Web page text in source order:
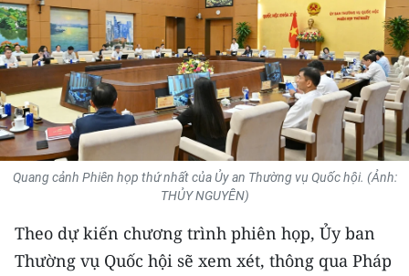
KHOA HỌC - CÔNG NGHỆ
MÔI TRƯỜNG
BẠN ĐỌC
KIỂM CHỨNG THÔNG TIN
54 DÂN TỘC VIỆT NAM
Quang cảnh Phiên họp thứ nhất của Ủy an Thường vụ Quốc hội. (Ảnh:
THỦY NGUYÊN)
Theo dự kiến chương trình phiên họp, Ủy ban
Thường vụ Quốc hội sẽ xem xét, thông qua Pháp